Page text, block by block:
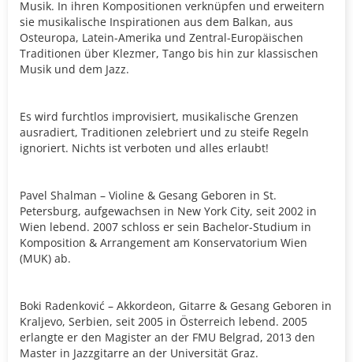
Musik. In ihren Kompositionen verknüpfen und erweitern
sie musikalische Inspirationen aus dem Balkan, aus
Osteuropa, Latein-Amerika und Zentral-Europäischen
Traditionen über Klezmer, Tango bis hin zur klassischen
Musik und dem Jazz.
Es wird furchtlos improvisiert, musikalische Grenzen
ausradiert, Traditionen zelebriert und zu steife Regeln
ignoriert. Nichts ist verboten und alles erlaubt!
Pavel Shalman – Violine & Gesang Geboren in St.
Petersburg, aufgewachsen in New York City, seit 2002 in
Wien lebend. 2007 schloss er sein Bachelor-Studium in
Komposition & Arrangement am Konservatorium Wien
(MUK) ab.
Boki Radenković – Akkordeon, Gitarre & Gesang Geboren in
Kraljevo, Serbien, seit 2005 in Österreich lebend. 2005
erlangte er den Magister an der FMU Belgrad, 2013 den
Master in Jazzgitarre an der Universität Graz.